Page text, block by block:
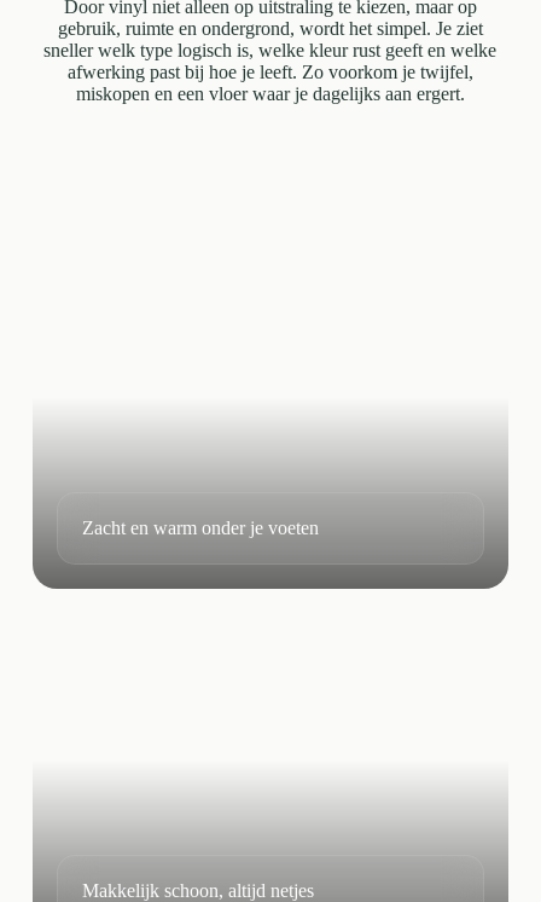
Door vinyl niet alleen op uitstraling te kiezen, maar op
gebruik, ruimte en ondergrond, wordt het simpel. Je ziet
sneller welk type logisch is, welke kleur rust geeft en welke
afwerking past bij hoe je leeft. Zo voorkom je twijfel,
miskopen en een vloer waar je dagelijks aan ergert.
Zacht en warm onder je voeten
Makkelijk schoon, altijd netjes